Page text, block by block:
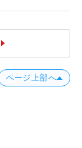
ページ上部へ